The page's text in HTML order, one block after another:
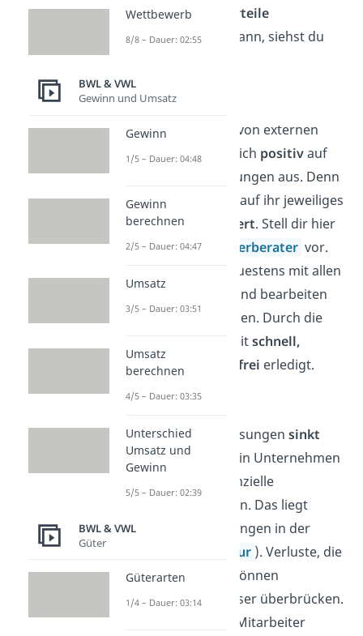
abwägen. Welche
Vorteile
Outsourcing haben kann, siehst du
jetzt:
Qualitätssteigerung
DasExpertenwissen
von externen
Unternehmen wirkt sich positivauf
die Qualität der Leistungen aus. Denn
die Dienstleister sind auf ihr jeweiliges
Fachgebietspezialisiert. Stell dir hier
zum Beispiel die
Steuerberater vor.
Sie kennen sich genauestens mit allen
Steuergesetzen aus und bearbeiten
täglich Steuerklärungen. Durch die
Routine wird die Arbeitschnell,
sorgfältig und fehlerfrei erledigt.
Risikominimierung
DasRisikovon Entlassungen sinkt
durch Outsourcing. Ein Unternehmen
kann immer mal finanzielle
Schwierigkeiten haben. Das liegt
oftmals an Schwankungen in der
Konjunktur ). Verluste, die
dadurch entstehen, können
Unternehmen so besser überbrücken.
Denn anstatt eigene Mitarbeiter
Wettbewerb
8/8 – Dauer: 02:55
BWL & VWL
Gewinn und Umsatz
Gewinn
1/5 – Dauer: 04:48
Gewinn
berechnen
2/5 – Dauer: 04:47
Umsatz
3/5 – Dauer: 03:51
Umsatz
berechnen
4/5 – Dauer: 03:35
Unterschied
Umsatz und
Gewinn
5/5 – Dauer: 02:39
BWL & VWL
Güter
Güterarten
1/4 – Dauer: 03:14